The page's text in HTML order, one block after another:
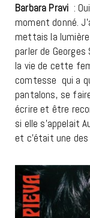
Barbara Pravi :
moment donné.
mettais la
parler de
la vie de cette
comtesse qui a
pantalons, se
écrire et être
si elle s’appelait
et c’était une